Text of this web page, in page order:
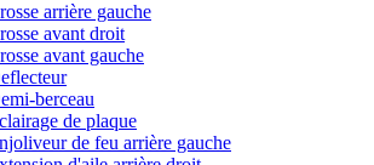
arrière gauche
avant droit
avant gauche
berceau
de plaque
de feu arrière gauche